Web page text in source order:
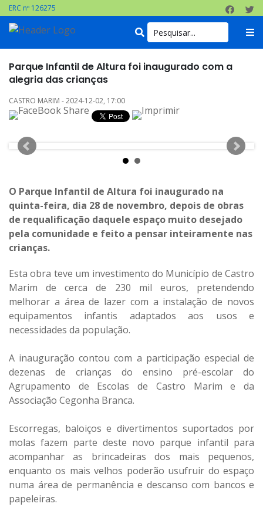
ERC nº 126275
Parque Infantil de Altura foi inaugurado com a
alegria das crianças
CASTRO MARIM - 2024-12-02, 17:00
O Parque Infantil de Altura foi inaugurado na
quinta-feira, dia 28 de novembro, depois de obras
de requalificação daquele espaço muito desejado
pela comunidade e feito a pensar inteiramente nas
crianças.
Esta obra teve um investimento do Município de Castro
Marim de cerca de 230 mil euros, pretendendo
melhorar a área de lazer com a instalação de novos
equipamentos infantis adaptados aos usos e
necessidades da população.
A inauguração contou com a participação especial de
dezenas de crianças do ensino pré-escolar do
Agrupamento de Escolas de Castro Marim e da
Associação Cegonha Branca.
Escorregas, baloiços e divertimentos suportados por
molas fazem parte deste novo parque infantil para
acompanhar as brincadeiras dos mais pequenos,
enquanto os mais velhos poderão usufruir do espaço
numa área de permanência e descanso com bancos e
papeleiras.